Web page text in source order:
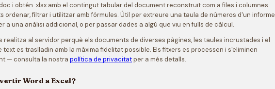
i obtén .xlsx amb el contingut tabular del document reconstruït com a files i columnes
ordenar, filtrar i utilitzar amb fórmules. Útil per extreure una taula de números d'un informe
a una anàlisi addicional, o per passar dades a algú que viu en fulls de càlcul.
realitza al servidor perquè els documents de diverses pàgines, les taules incrustades i el
text es traslladin amb la màxima fidelitat possible. Els fitxers es processen i s'eliminen
— consulta la nostra política de privacitatper a més detalls.
Word a Excel?